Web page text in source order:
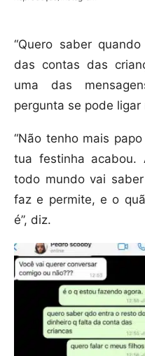
“Quero saber
das contas das
uma das
pergunta se pode
“Não tenho mais
tua festinha
todo mundo vai
faz e permite, e o
é”, diz.